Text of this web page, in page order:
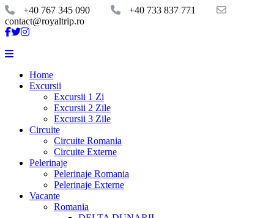
+40 767 345 090
+40 733 837 771
contact@royaltrip.ro
Home
Excursii
Excursii 1 Zi
Excursii 2 Zile
Excursii 3 Zile
Circuite
Circuite Romania
Circuite Externe
Pelerinaje
Pelerinaje Romania
Pelerinaje Externe
Vacante
Romania